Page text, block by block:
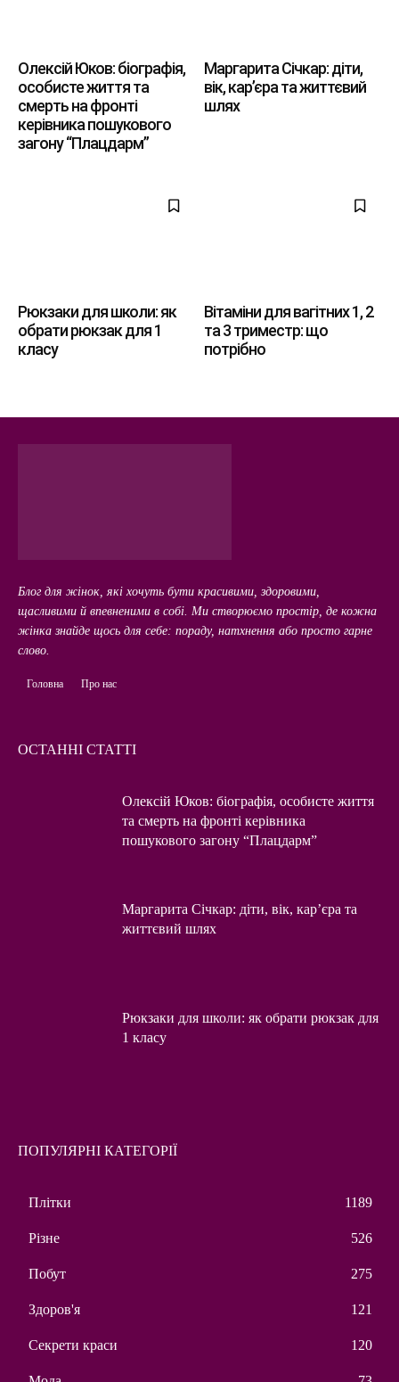
Олексій Юков: біографія,
особисте життя та
смерть на фронті
керівника пошукового
загону “Плацдарм”
Маргарита Січкар: діти,
вік, кар’єра та життєвий
шлях
Рюкзаки для школи: як
обрати рюкзак для 1
класу
Вітаміни для вагітних 1, 2
та 3 триместр: що
потрібно
Блог для жінок, які хочуть бути красивими, здоровими,
щасливими й впевненими в собі. Ми створюємо простір, де кожна
жінка знайде щось для себе: пораду, натхнення або просто гарне
слово.
Головна Про нас
ОСТАННІ СТАТТІ
Олексій Юков: біографія, особисте життя
та смерть на фронті керівника
пошукового загону “Плацдарм”
Маргарита Січкар: діти, вік, кар’єра та
життєвий шлях
Рюкзаки для школи: як обрати рюкзак для
1 класу
ПОПУЛЯРНІ КАТЕГОРІЇ
Плітки 1189
Різне 526
Побут 275
Здоров'я 121
Секрети краси 120